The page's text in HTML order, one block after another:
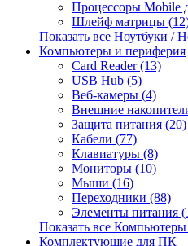
Процессоры Mobile
Шлейф матрицы
Показать все Ноутбуки /
Компьютеры и периферия
Card Reader (13)
USB Hub (5)
Веб-камеры (4)
Внешние
Защита питания (20)
Кабели (77)
Клавиатуры (8)
Мониторы (10)
Мыши (16)
Переходники (88)
Элементы питания
Показать все
Комплектующие для ПК